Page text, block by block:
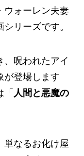
ウォーレン夫妻
リーズです。
、呪われたアイ
が登場します
人間と悪魔の
単なるお化け屋